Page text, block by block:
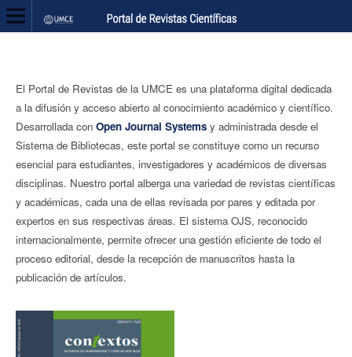
El Portal de Revistas de la UMCE es una plataforma digital dedicada
a la difusión y acceso abierto al conocimiento académico y científico.
Desarrollada con Open Journal Systems y administrada desde el
Sistema de Bibliotecas, este portal se constituye como un recurso
esencial para estudiantes, investigadores y académicos de diversas
disciplinas. Nuestro portal alberga una variedad de revistas científicas
y académicas, cada una de ellas revisada por pares y editada por
expertos en sus respectivas áreas. El sistema OJS, reconocido
internacionalmente, permite ofrecer una gestión eficiente de todo el
proceso editorial, desde la recepción de manuscritos hasta la
publicación de artículos.